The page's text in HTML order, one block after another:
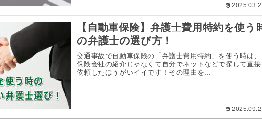
【自動車保険】弁護士費用特約を使う
の弁護士の選び方！
交通事故で自動車保険の「弁護士費用特約」を使う時は、
保険会社の紹介じゃなくて自分でネットなどで探して直接
依頼したほうがいイイです！その理由を...